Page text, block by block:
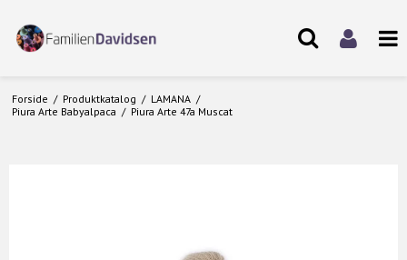
Forside / Produktkatalog / LAMANA /
Piura Arte Babyalpaca / Piura Arte 47a Muscat